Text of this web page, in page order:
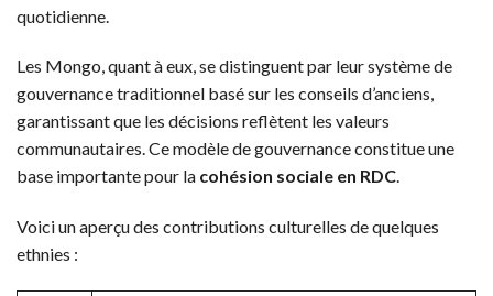
quotidienne.
Les Mongo, quant à eux, se distinguent par leur système de
gouvernance traditionnel basé sur les conseils d’anciens,
garantissant que les décisions reflètent les valeurs
communautaires. Ce modèle de gouvernance constitue une
base importante pour la cohésion sociale en RDC.
Voici un aperçu des contributions culturelles de quelques
ethnies :